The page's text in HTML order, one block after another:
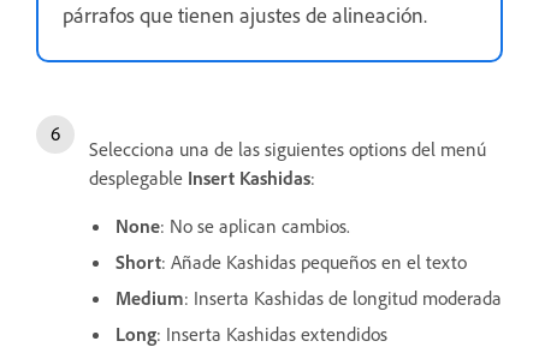
párrafos que tienen ajustes de alineación.
Selecciona una de las siguientes options del menú
desplegable Insert Kashidas:
None: No se aplican cambios.
Short: Añade Kashidas pequeños en el texto
Medium: Inserta Kashidas de longitud moderada
Long: Inserta Kashidas extendidos